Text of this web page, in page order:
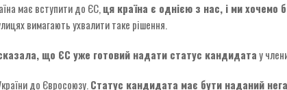
має вступити до ЄС, ця країна є однією з нас, і ми хочемо
вимагають ухвалити таке рішення.
що ЄС уже готовий надати статус кандидатау
до Євросоюзу. Статус кандидата має бути наданий